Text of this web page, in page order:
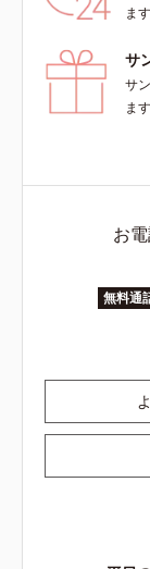
ます
サ
サ
ます
お
無料通